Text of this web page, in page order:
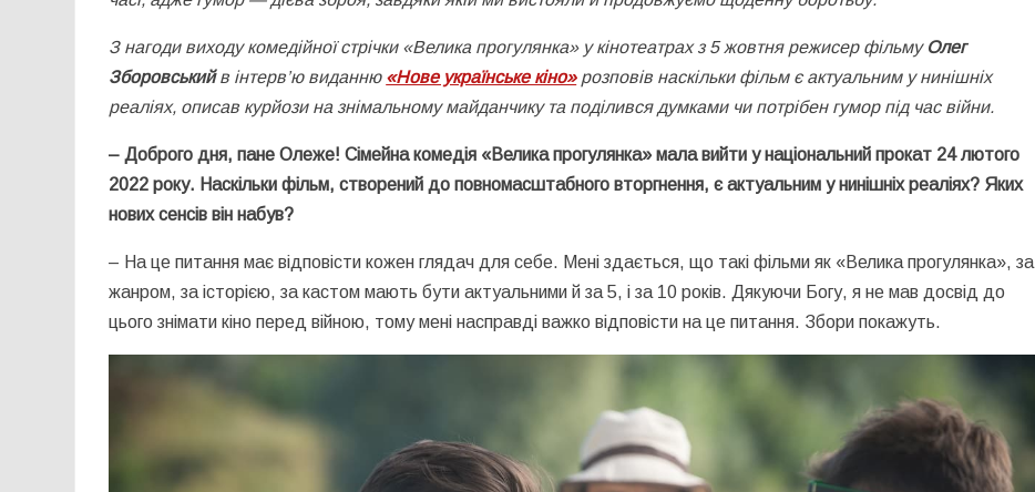
З нагоди виходу комедійної стрічки «Велика прогулянка» у кінотеатрах з 5 жовтня режисер фільму Олег
Зборовськийв інтерв’ю виданню «Нове українське кіно» розповів наскільки фільм є актуальним у нинішніх
реаліях, описав курйози на знімальному майданчику та поділився думками чи потрібен гумор під час війни.
– Доброго дня, пане Олеже! Сімейна комедія «Велика прогулянка» мала вийти у національний прокат 24 лютого
2022 року. Наскільки фільм, створений до повномасштабного вторгнення, є актуальним у нинішніх реаліях? Яких
нових сенсів він набув?
– На це питання має відповісти кожен глядач для себе. Мені здається, що такі фільми як «Велика прогулянка», за
жанром, за історією, за кастом мають бути актуальними й за 5, і за 10 років. Дякуючи Богу, я не мав досвід до
цього знімати кіно перед війною, тому мені насправді важко відповісти на це питання. Збори покажуть.